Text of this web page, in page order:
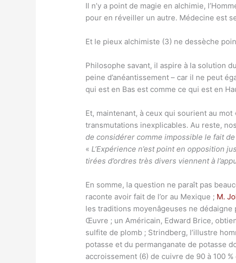
Il n’y a point de magie en alchimie,
pour en réveiller un autre. Médecine est
Et le pieux alchimiste (3) ne dessèche
Philosophe savant, il aspire à la solution
peine d’anéantissement – car il ne peut
qui est en Bas est comme ce qui est en
Et, maintenant, à ceux qui sourient au
transmutations inexplicables. Au reste,
de considérer comme impossible le fait
«L’Expérience n’est point en opposition
tirées d’ordres très divers viennent à
En somme, la question ne paraît pas
raconte avoir fait de l’or au Mexique ; M.
les traditions moyenâgeuses ne
Œuvre ; un Américain, Edward Brice,
sulfite de plomb ; Strindberg, l’illustre
potasse et du permanganate de potasse
accroissement (6) de cuivre de 90 à 100